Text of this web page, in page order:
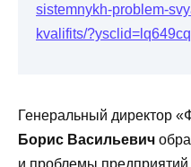
sistemnykh-problem-
kvalifits/?ysclid=
Генеральный директор
Борис Васильевич
и проблемы